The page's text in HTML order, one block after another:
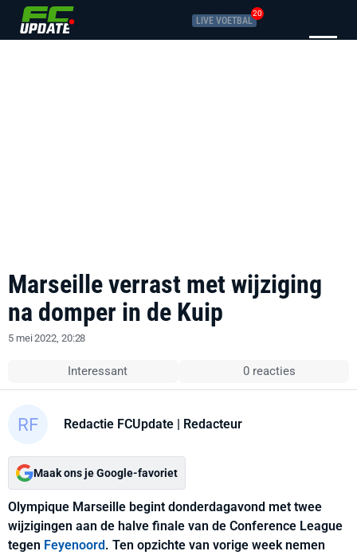
LIVE VOETBAL
20
Marseille verrast met wijziging
na domper in de Kuip
5 mei 2022, 20:28
Interessant 0 reacties
Redactie FCUpdate | Redacteur
Maak ons je Google-favoriet
Olympique Marseille begint donderdagavond met twee
wijzigingen aan de halve finale van de Conference League
tegen Feyenoord. Ten opzichte van vorige week nemen